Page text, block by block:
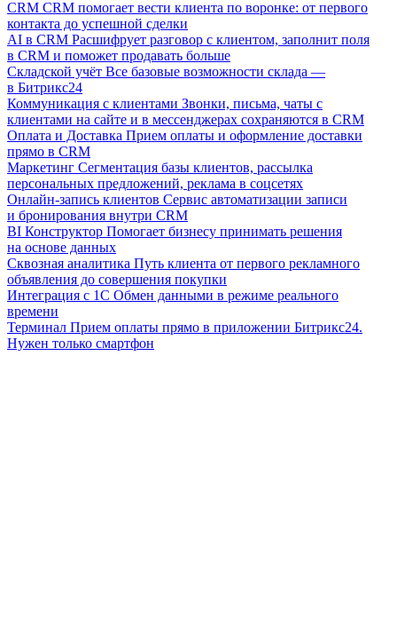
CRM CRM помогает вести клиента по воронке: от первого
контакта до успешной сделки
AI в CRM Расшифрует разговор с клиентом, заполнит поля
в CRM и поможет продавать больше
Складской учёт Все базовые возможности склада —
в Битрикс24
Коммуникация с клиентами Звонки, письма, чаты с
клиентами на сайте и в мессенджерах сохраняются в CRM
Оплата и Доставка Прием оплаты и оформление доставки
прямо в CRM
Маркетинг Сегментация базы клиентов, рассылка
персональных предложений, реклама в соцсетях
Онлайн-запись клиентов Сервис автоматизации записи
и бронирования внутри CRM
BI Конструктор Помогает бизнесу принимать решения
на основе данных
Сквозная аналитика Путь клиента от первого рекламного
объявления до совершения покупки
Интеграция с 1С Обмен данными в режиме реального
времени
Терминал Прием оплаты прямо в приложении Битрикс24.
Нужен только смартфон